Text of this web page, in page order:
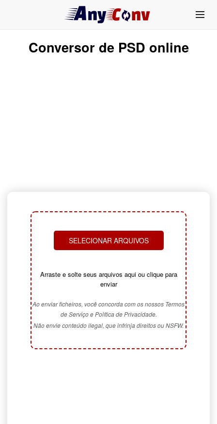
Conversor de PSD online
SELECIONAR ARQUIVOS
Arraste e solte seus arquivos aqui ou clique para
enviar
Ao enviar ficheiros, você concorda com os nossos Termos
de Serviço e Política de Privacidade.
Não envie conteúdo ilegal, que infrinja direitos ou NSFW.